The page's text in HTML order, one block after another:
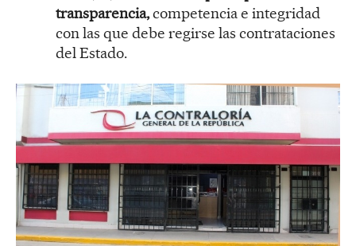
transparencia,competencia e integridad
con las que debe regirse las contrataciones
del Estado.